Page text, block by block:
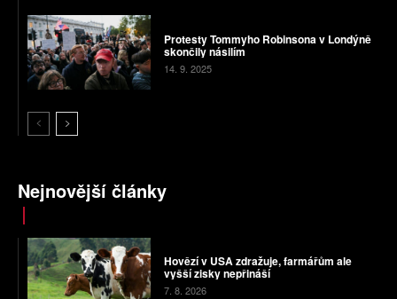
Protesty Tommyho Robinsona v Londýně
skončily násilím
14. 9. 2025
Nejnovější články
Hovězí v USA zdražuje, farmářům ale
vyšší zisky nepřináší
7. 8. 2026